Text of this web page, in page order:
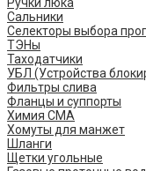
Сальники
Селекторы выбора
ТЭНы
Таходатчики
УБЛ (Устройства
Фильтры слива
Фланцы и суппорты
Химия СМА
Хомуты для манжет
Шланги
Щетки угольные